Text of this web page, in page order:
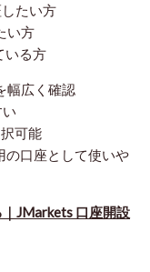
たい方
い方
いる方
幅広く確認
可能
の口座として使いや
JMarkets 口座開設